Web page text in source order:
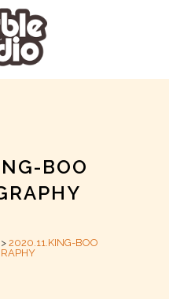
BOO
> 2020.11.KING-BOO